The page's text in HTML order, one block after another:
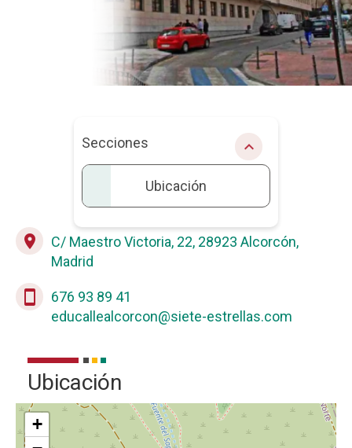
Secciones chevron_right
Ubicación
La
description
place
C/ Maestro Victoria, 22, 28923 Alcorcón,
Madrid
stay_current_portrait
676 93 89 41
educallealcorcon@siete-estrellas.com
Ubicación
+